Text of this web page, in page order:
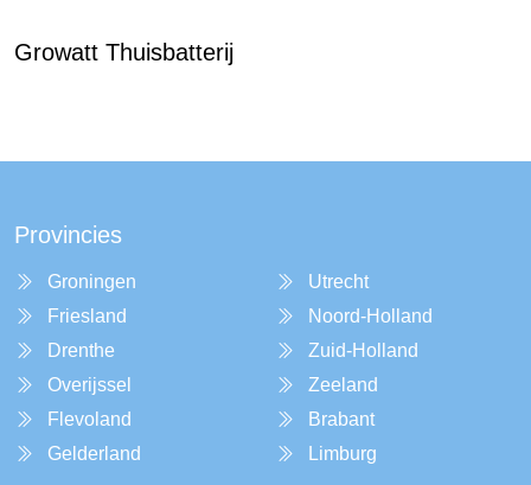
Growatt Thuisbatterij
Provincies
Groningen
Friesland
Drenthe
Overijssel
Flevoland
Gelderland
Utrecht
Noord-Holland
Zuid-Holland
Zeeland
Brabant
Limburg